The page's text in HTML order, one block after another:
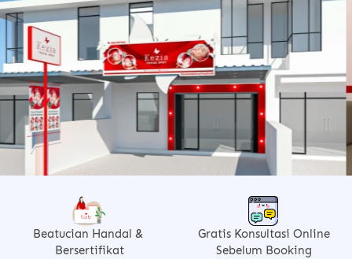
Beatucian Handal &
Bersertifikat
Gratis Konsultasi Online
Sebelum Booking